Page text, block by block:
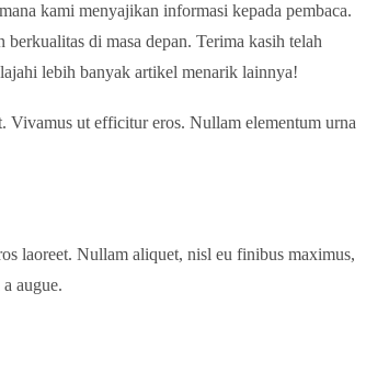
kami menyajikan informasi kepada pembaca.
di masa depan. Terima kasih telah
lebih banyak artikel menarik lainnya!
Vivamus ut efficitur eros. Nullam elementum urna
laoreet. Nullam aliquet, nisl eu finibus maximus,
augue.